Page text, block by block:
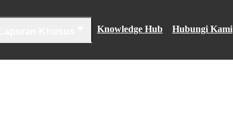
Knowledge Hub Hubungi Kami